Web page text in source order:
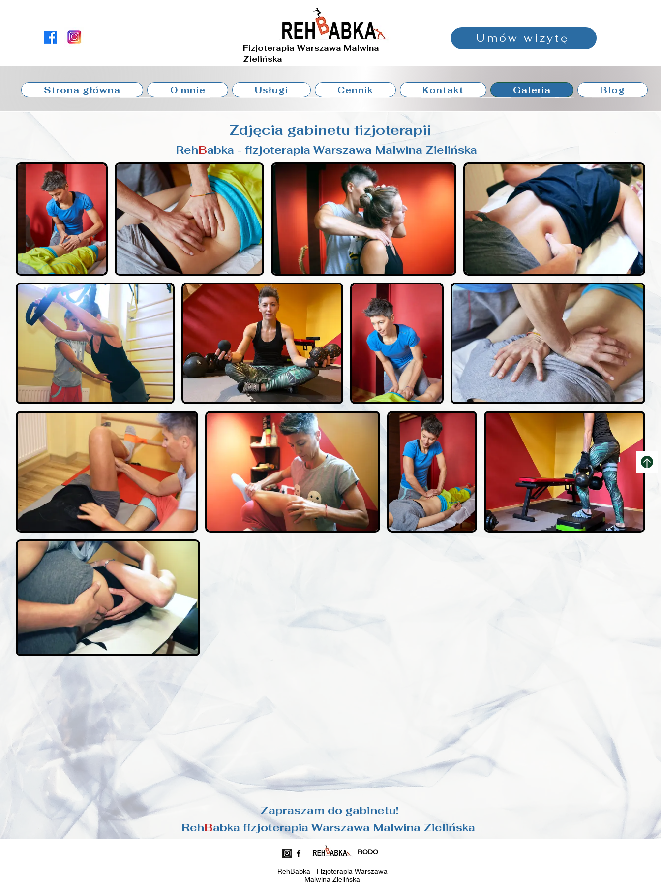
Fizjoterapia Warszawa Malwina
Zielińska
Umów wizytę
Strona główna O mnie Usługi Cennik Kontakt Galeria Blog
Zdjęcia gabinetu fizjoterapii
RehBabka - fizjoterapia Warszawa Malwina Zielińska
Zapraszam do gabinetu!
RehBabka fizjoterapia Warszawa Malwina Zielińska
RODO
RehBabka - Fizjoterapia Warszawa
Malwina Zielińska